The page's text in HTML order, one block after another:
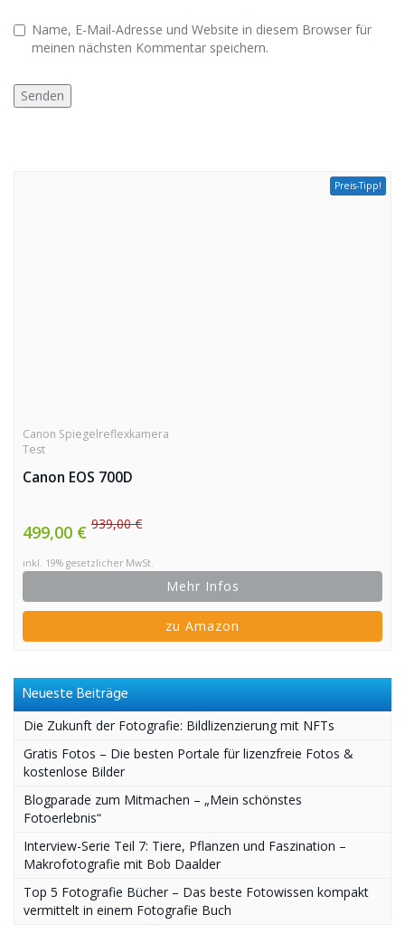
Name, E-Mail-Adresse und Website in diesem Browser für
meinen nächsten Kommentar speichern.
Preis-Tipp!
Canon Spiegelreflexkamera
Test
Canon EOS 700D
499,00 € 939,00 €
inkl. 19% gesetzlicher MwSt.
Mehr Infos
zu Amazon
Neueste Beiträge
Die Zukunft der Fotografie: Bildlizenzierung mit NFTs
Gratis Fotos – Die besten Portale für lizenzfreie Fotos &
kostenlose Bilder
Blogparade zum Mitmachen – „Mein schönstes
Fotoerlebnis“
Interview-Serie Teil 7: Tiere, Pflanzen und Faszination –
Makrofotografie mit Bob Daalder
Top 5 Fotografie Bücher – Das beste Fotowissen kompakt
vermittelt in einem Fotografie Buch